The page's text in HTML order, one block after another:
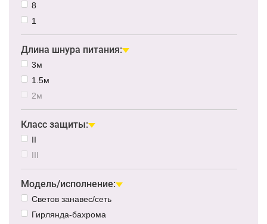
8
1
Длина шнура питания:
3м
1.5м
2м
Класс защиты:
II
III
Модель/исполнение:
Светов занавес/сеть
Гирлянда-бахрома